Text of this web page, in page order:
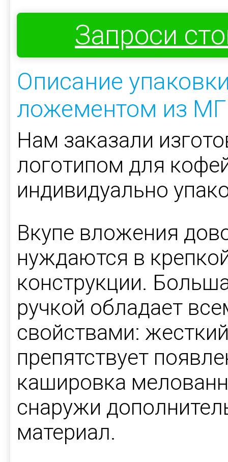
Запроси
Описание
ложементом из
Нам заказали
логотипом для
индивидуально
Вкупе вложения
нуждаются в
конструкции.
ручкой обладает
свойствами:
препятствует
кашировка
снаружи
материал.